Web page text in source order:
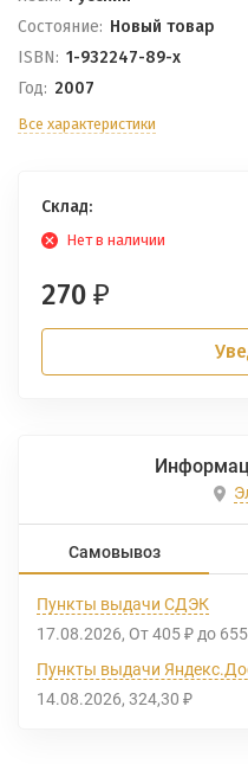
Состояние: Новый товар
ISBN: 1-932247-89-х
Год: 2007
Все характеристики
Склад:
Нет в наличии
270 ₽
Самовывоз
Пункты выдачи СДЭК
17.08.2026 От 405 ₽ до 655
Пункты выдачи
14.08.2026 324,30 ₽